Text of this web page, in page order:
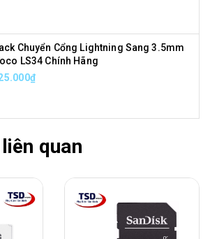
Chuyển Cổng Lightning Sang 3.5mm
LS34 Chính Hãng
quan